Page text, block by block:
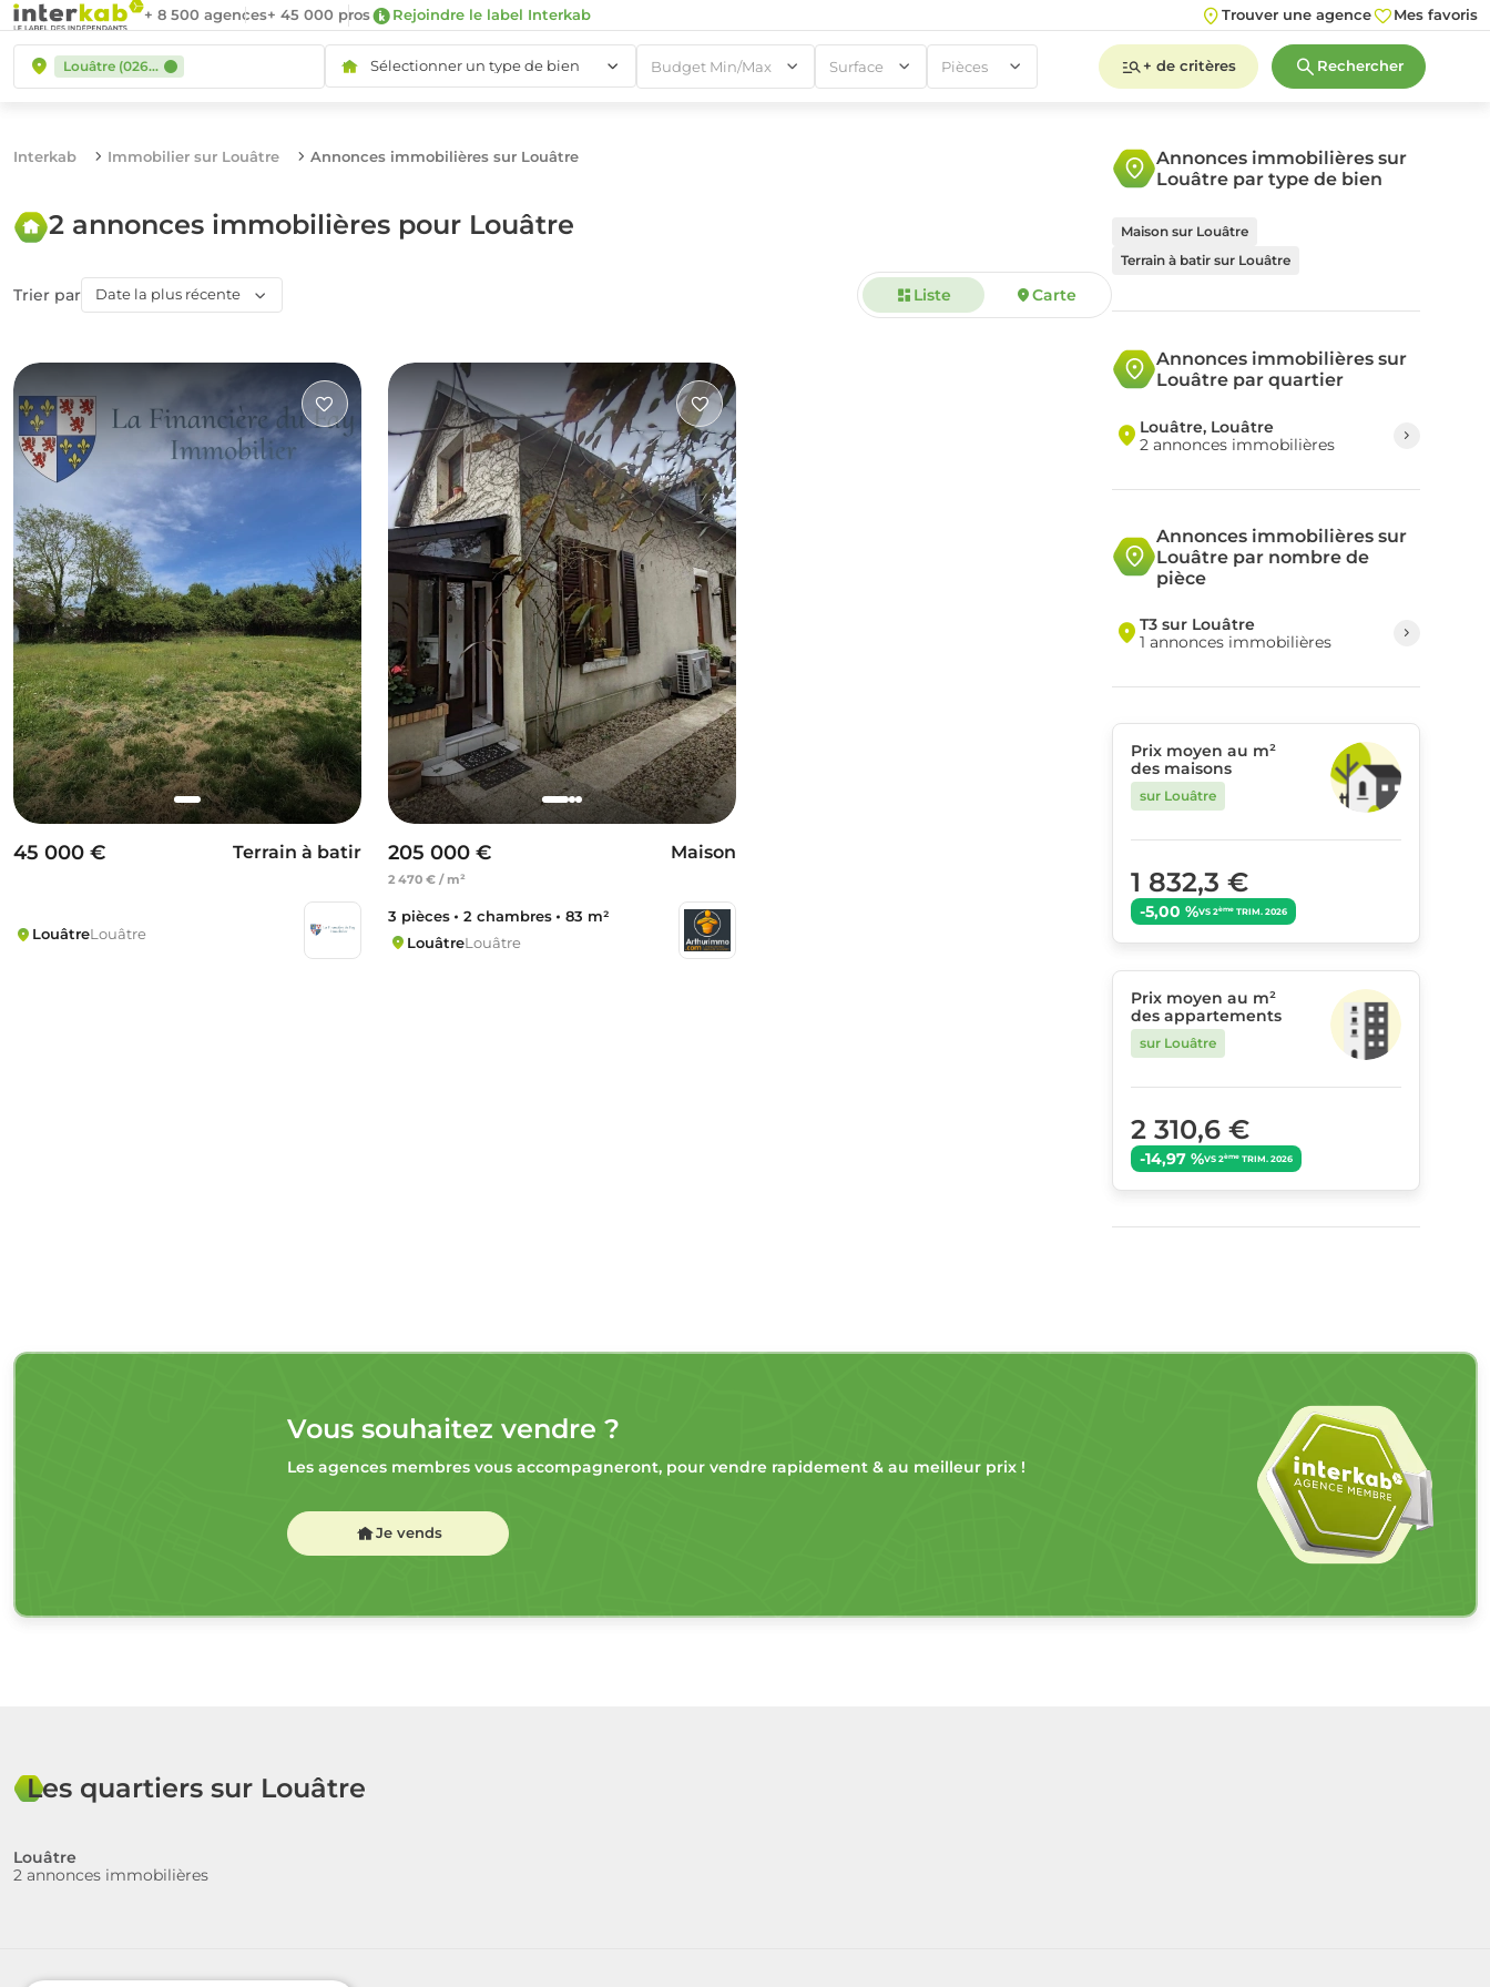
+ 8 500 agences+ 45 000 pros Rejoindre le label Interkab Trouver une agence Mes favoris
Louâtre (02600) Sélectionner un type de bien Budget Min/Max Surface Pièces
5+
2 3 4
+ de critères Rechercher
Interkab Immobilier sur Louâtre Annonces immobilières sur Louâtre
2 annonces immobilières pour Louâtre
Trier par Date la plus récente Liste Carte
45 000 € Terrain à batir
LouâtreLouâtre
205 000 €
2 470 € / m²
Maison
3 pièces 2 chambres
83 m²
LouâtreLouâtre
Annonces immobilières sur
Louâtre par type de bien
Maison sur Louâtre
Terrain à batir sur Louâtre
Annonces immobilières sur
Louâtre par quartier
Louâtre, Louâtre
2 annonces immobilières
Annonces immobilières sur
Louâtre par nombre de
pièce
T3 sur Louâtre
1 annonces immobilières
Prix moyen au m²
des maisons
sur Louâtre
1 832,3 €
-5,00 %VS 2èmeTRIM. 2026
Prix moyen au m²
des appartements
sur Louâtre
2 310,6 €
-14,97 %VS 2èmeTRIM. 2026
Vous souhaitez vendre ?
Les agences membres vous accompagneront, pour vendre rapidement & au meilleur prix !
Je vends
Les quartiers sur Louâtre
Louâtre
2 annonces immobilières